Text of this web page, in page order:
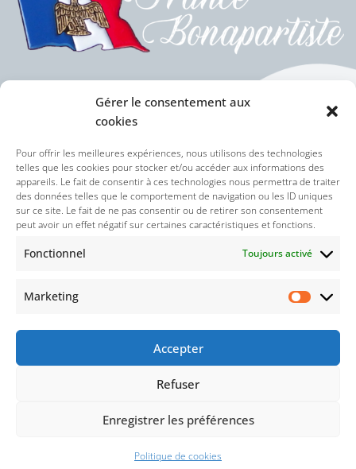
Gérer le consentement aux
cookies
Pour offrir les meilleures expériences, nous utilisons des technologies
telles que les cookies pour stocker et/ou accéder aux informations des
appareils. Le fait de consentir à ces technologies nous permettra de traiter
des données telles que le comportement de navigation ou les ID uniques
sur ce site. Le fait de ne pas consentir ou de retirer son consentement
peut avoir un effet négatif sur certaines caractéristiques et fonctions.
Fonctionnel Toujours activé
Marketing
Accepter
Refuser
Enregistrer les préférences
Politique de cookies
Politique des cookies (UE)
Politique de confidentialité
Nos réseaux sociaux :